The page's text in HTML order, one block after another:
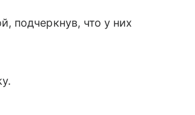
подчеркнув, что у них